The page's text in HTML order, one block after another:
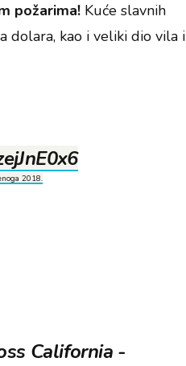
požarima! Kuće slavnih
dolara, kao i veliki dio vila i
2018.
California -